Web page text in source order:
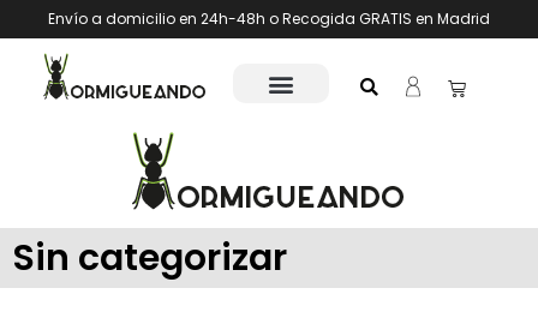
Envío a domicilio en 24h-48h o Recogida GRATIS en Madrid
Sin categorizar